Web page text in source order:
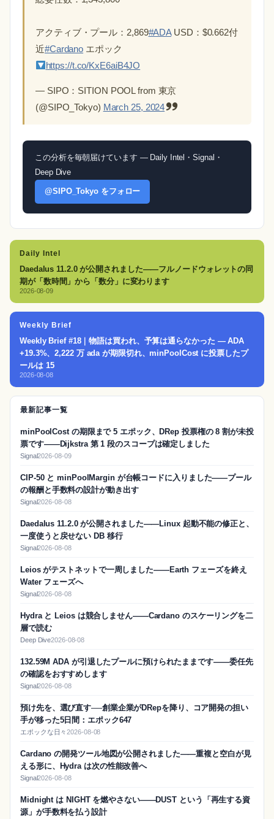
アクティブ・プール：2,869#ADAUSD：$0.662付
近#Cardano エポック
https://t.co/KxE6aiB4JO
— SIPO：SITION POOL from 東京
(@SIPO_Tokyo) March 25, 2024
この分析を毎朝届けています — Daily Intel・Signal・
Deep Dive
@SIPO_Tokyo をフォロー
Daily Intel
Daedalus 11.2.0 が公開されました——フルノードウォレットの同
期が「数時間」から「数分」に変わります
2026-08-09
Weekly Brief
Weekly Brief #18｜物語は買われ、予算は通らなかった — ADA
+19.3%、2,222 万 ada が期限切れ、minPoolCost に投票したプ
ールは 15
2026-08-08
最新記事一覧
minPoolCost の期限まで 5 エポック、DRep 投票権の 8 割が未投
票です——Dijkstra 第 1 段のスコープは確定しました
Signal2026-08-09
CIP-50 と minPoolMargin が台帳コードに入りました——プール
の報酬と手数料の設計が動き出す
Signal2026-08-08
Daedalus 11.2.0 が公開されました——Linux 起動不能の修正と、
一度使うと戻せない DB 移行
Signal2026-08-08
Leios がテストネットで一周しました——Earth フェーズを終え
Water フェーズへ
Signal2026-08-08
Hydra と Leios は競合しません——Cardano のスケーリングを二
層で読む
Deep Dive2026-08-08
132.59M ADA が引退したプールに預けられたままです——委任先
の確認をおすすめします
Signal2026-08-08
預け先を、選び直す──創業企業がDRepを降り、コア開発の担い
手が移った5日間：エポック647
エポックな日々2026-08-08
Cardano の開発ツール地図が公開されました——重複と空白が見
える形に、Hydra は次の性能改善へ
Signal2026-08-08
Midnight は NIGHT を燃やさない——DUST という「再生する資
源」が手数料を払う設計